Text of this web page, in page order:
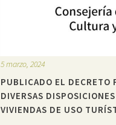
5 marzo, 2024
PUBLICADO EL DECRETO
DIVERSAS
VIVIENDAS DE USO